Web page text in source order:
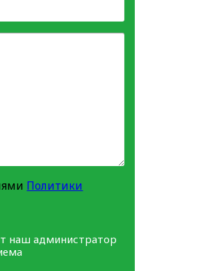
Политики
наш администратор